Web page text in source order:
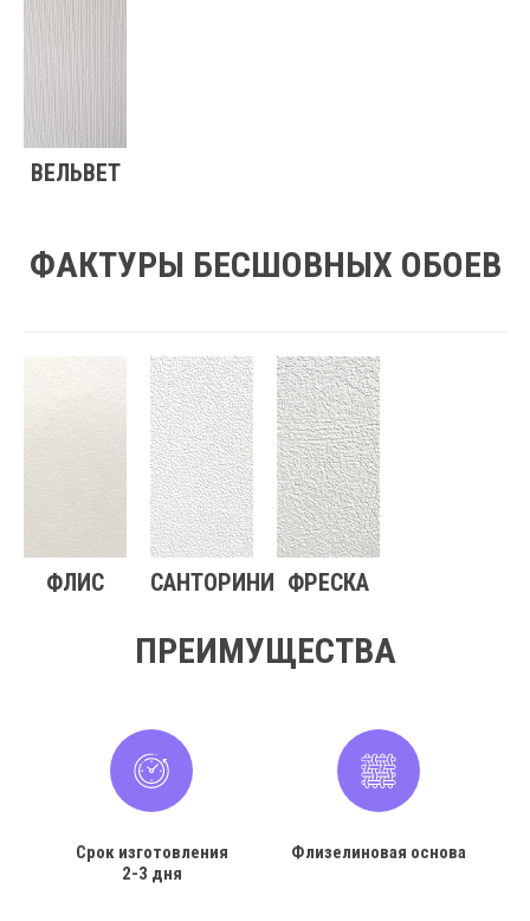
ВЕЛЬВЕТ
ФАКТУРЫ БЕСШОВНЫХ ОБОЕВ
ФЛИС САНТОРИНИ ФРЕСКА
ПРЕИМУЩЕСТВА
Срок изготовления
2-3 дня
Флизелиновая основа